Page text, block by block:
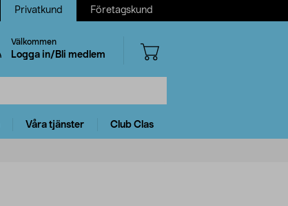
Privatkund Företagskund
Välkommen
Logga in/Bli medlem
Våra tjänster Club Clas